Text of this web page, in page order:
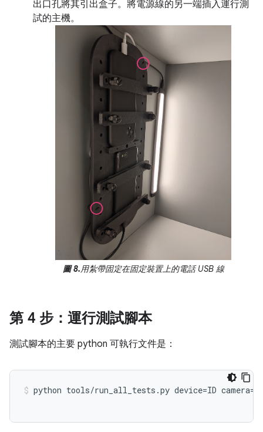
出口孔將其引出盒子。將電源線的另一端插入運行測
試的主機。
圖 8.用紮帶固定在固定裝置上的電話 USB 線
第 4 步：運行測試腳本
測試腳本的主要 python 可執行文件是：
python tools/run_all_tests .py device=ID camera=